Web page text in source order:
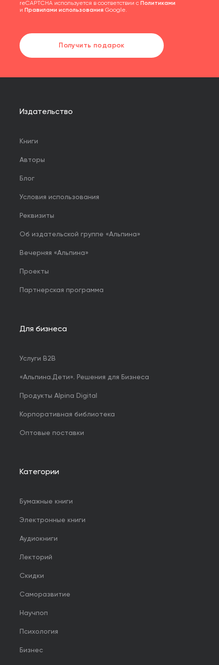
reCAPTCHA используется в соответствии с Политиками
и Правилами использования Google.
Получить подарок
Издательство
Книги
Авторы
Блог
Условия использования
Реквизиты
Об издательской группе «Альпина»
Вечерняя «Альпина»
Проекты
Партнерская программа
Для бизнеса
Услуги B2B
«Альпина.Дети». Решения для Бизнеса
Продукты Alpina Digital
Корпоративная библиотека
Оптовые поставки
Категории
Бумажные книги
Электронные книги
Аудиокниги
Лекторий
Скидки
Саморазвитие
Научпоп
Психология
Бизнес